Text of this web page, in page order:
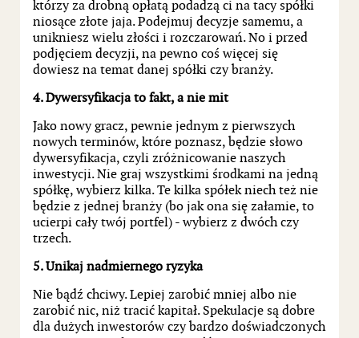
którzy za drobną opłatą podadzą ci na tacy spółki
niosące złote jaja. Podejmuj decyzje samemu, a
unikniesz wielu złości i rozczarowań. No i przed
podjęciem decyzji, na pewno coś więcej się
dowiesz na temat danej spółki czy branży.
4. Dywersyfikacja to fakt, a nie mit
Jako nowy gracz, pewnie jednym z pierwszych
nowych terminów, które poznasz, będzie słowo
dywersyfikacja, czyli zróżnicowanie naszych
inwestycji. Nie graj wszystkimi środkami na jedną
spółkę, wybierz kilka. Te kilka spółek niech też nie
będzie z jednej branży (bo jak ona się załamie, to
ucierpi cały twój portfel) - wybierz z dwóch czy
trzech.
5. Unikaj nadmiernego ryzyka
Nie bądź chciwy. Lepiej zarobić mniej albo nie
zarobić nic, niż tracić kapitał. Spekulacje są dobre
dla dużych inwestorów czy bardzo doświadczonych